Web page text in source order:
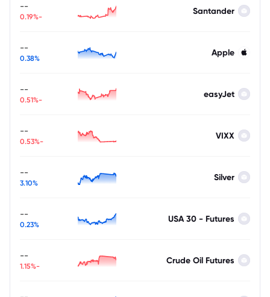
Santander
--
-0.19%
Apple
--
0.38%
easyJet
--
-0.51%
VIXX
--
-0.53%
Silver
--
3.10%
USA 30 - Futures
--
0.23%
Crude Oil Futures
--
-1.15%